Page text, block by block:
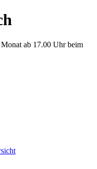
ab 17.00 Uhr beim